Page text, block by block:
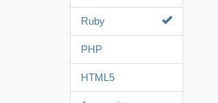
Ruby
PHP
HTML5